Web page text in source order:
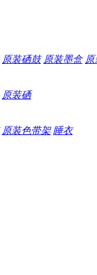
原装硒鼓 原装墨盒
原装硒
原装色带架 睡衣